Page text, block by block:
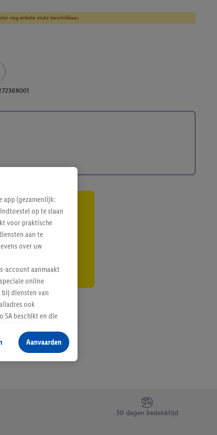
nog enkele stuks beschikbaar.
30 dagen bedenktijd
app (gezamenlijk:
op te slaan
voor praktische
aan te
over uw
account aanmaakt
online
diensten van
ook
SA beschikt en die
producten waarin
voegen, maar het
als er met behulp
Door op
informatie,
Aanvaarden